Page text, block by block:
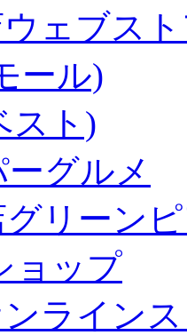
ェブス
ール)
スト)
グルメ
グリーン
ョップ
ライン